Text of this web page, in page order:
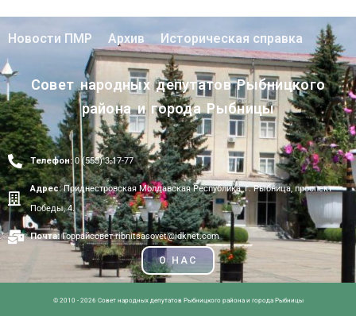
Новости ПМР Архив Историческая справка
Совет народных депутатов Рыбницкого
района и города Рыбницы
Телефон:0 (555) 3-17-77
Адрес:Приднестровская Молдавская Республика, г. Рыбница, проспект
Победы, 4.
Почта:Горрайсовет ribnitsasovet@idknet.com
О НАС
© 2010 - 2026 Совет народных депутатов Рыбницкого района и города Рыбницы